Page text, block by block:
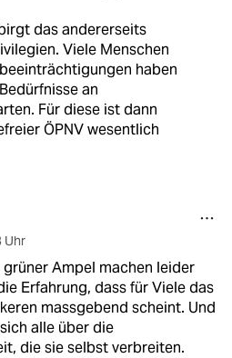
das andererseits
Viele Menschen
haben
an
Für diese ist dann
ÖPNV wesentlich
Uhr
grüner Ampel machen leider
Erfahrung, dass für Viele das
massgebend scheint. Und
alle über die
die sie selbst verbreiten.